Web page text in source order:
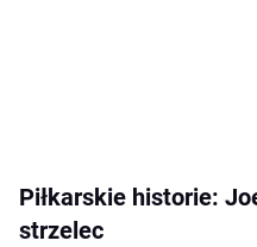
Piłkarskie historie:
strzelec